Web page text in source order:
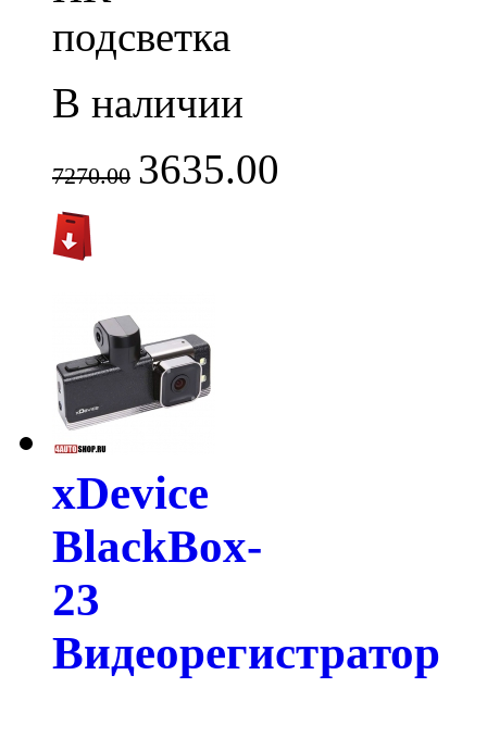
подсветка
В наличии
7270.00 3635.00
xDevice
BlackBox-
23
Видеорегистратор